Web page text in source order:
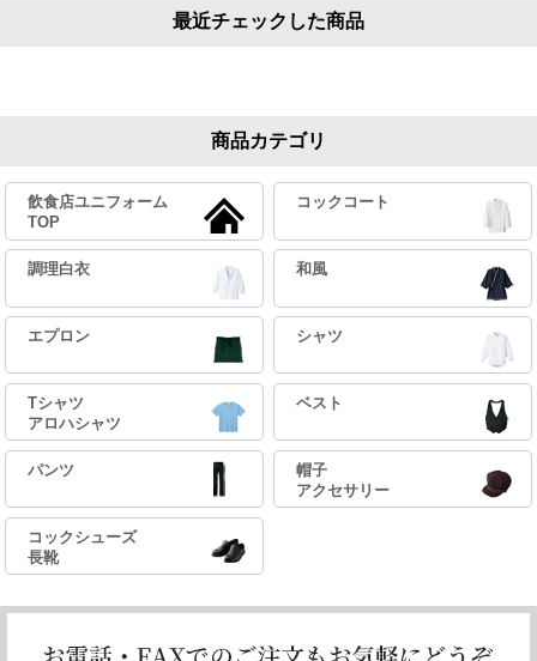
最近チェックした商品
商品カテゴリ
飲食店ユニフォーム
TOP
コックコート
調理白衣 和風
エプロン シャツ
Tシャツ
アロハシャツ
ベスト
パンツ
帽子
アクセサリー
コックシューズ
長靴